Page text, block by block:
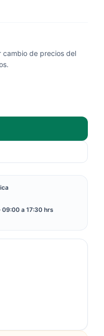
cambio de precios del
09:00 a 17:30 hrs